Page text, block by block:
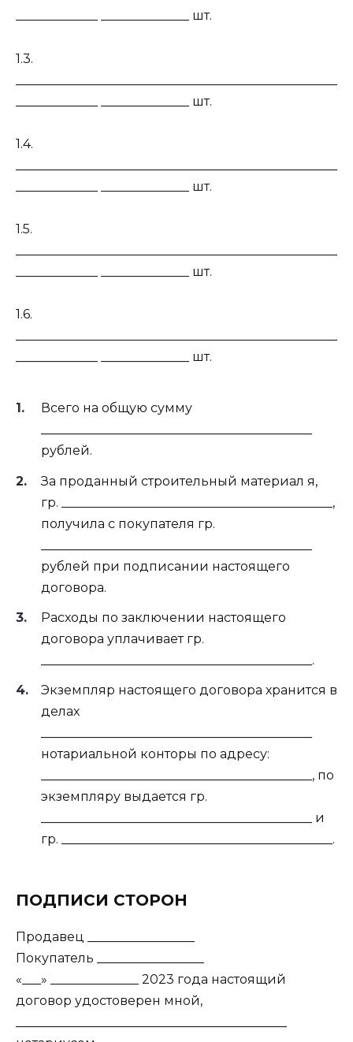
_____________ ______________ шт.
1.3.
_____________ ______________ шт.
1.4.
_____________ ______________ шт.
1.5.
_____________ ______________ шт.
1.6.
_____________ ______________ шт.
Всего на общую сумму
рублей.
За проданный строительный материал я,
гр. ___________________________________________,
получила с покупателя гр.
рублей при подписании настоящего
договора.
Расходы по заключении настоящего
договора уплачивает гр.
___________________________________________.
Экземпляр настоящего договора хранится в
делах
нотариальной конторы по адресу:
___________________________________________, по
экземпляру выдается гр.
___________________________________________ и
гр. ___________________________________________.
ПОДПИСИ СТОРОН
Продавец _________________
Покупатель _________________
«___» ______________ 2023 года настоящий
договор удостоверен мной,